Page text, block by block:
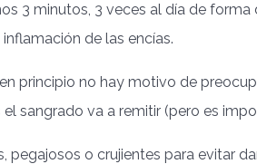
3 minutos, 3 veces al día de
de las encías.
en principio no hay motivo de
sangrado va a remitir (pero es
pegajosos o crujientes para evitar